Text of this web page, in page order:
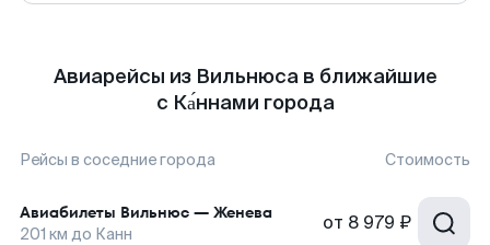
Авиарейсы из Вильнюса в ближайшие
с Ка́ннами города
Рейсы в соседние города Стоимость
Авиабилеты Вильнюс — Женева
201 км до Канн от 8 979 ₽